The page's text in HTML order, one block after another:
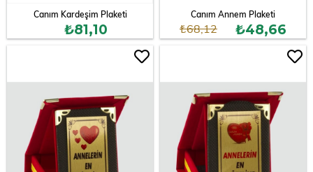
Canım Kardeşim Plaketi
₺81,10
Canım Annem Plaketi
₺48,66
₺68,12